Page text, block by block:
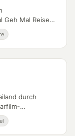
Geh Mal Reisen
Inhalte.
durch